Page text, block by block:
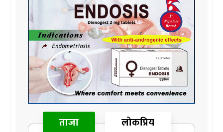
ताजा लोकप्रिय